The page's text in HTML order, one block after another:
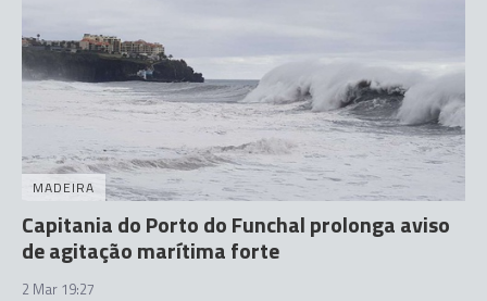
MADEIRA
Capitania do Porto do Funchal prolonga aviso
de agitação marítima forte
2 Mar 19:27